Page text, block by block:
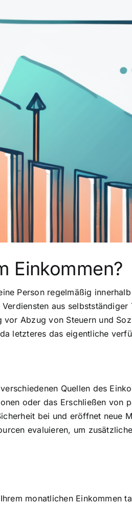
Einkommen?
Person regelmäßig
aus
Abzug von Steuern und
letzteres das eigentliche
Quellen des
oder das Erschließen von
bei und eröffnet neue
evaluieren, um
monatlichen Einkommen